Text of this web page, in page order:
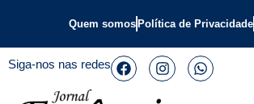
Quem somos Política de Privacidade
Siga-nos nas redes